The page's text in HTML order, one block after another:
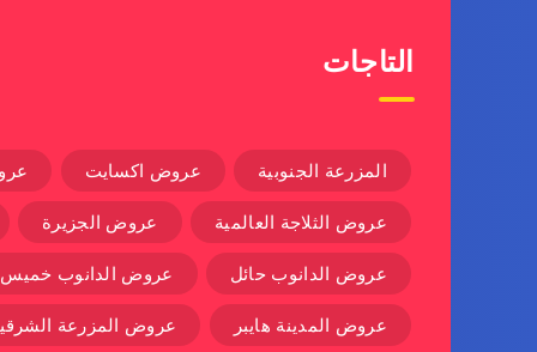
التاجات
المزرعة الجنوبية عروض اكسايت
عروض الثلاجة العالمية عروض الجزيرة
عروض الدانوب حائل عروض الدانوب
عروض المدينة هايبر عروض المزرعة